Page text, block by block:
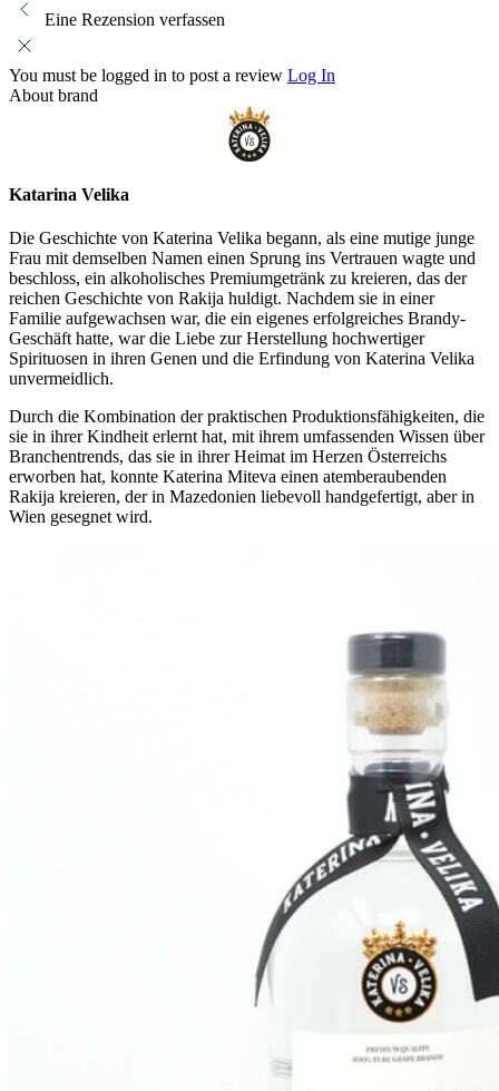
Eine Rezension verfassen
You must be logged in to post a review Log In
About brand
Katarina Velika
Die Geschichte von Katerina Velika begann, als eine mutige junge
Frau mit demselben Namen einen Sprung ins Vertrauen wagte und
beschloss, ein alkoholisches Premiumgetränk zu kreieren, das der
reichen Geschichte von Rakija huldigt. Nachdem sie in einer
Familie aufgewachsen war, die ein eigenes erfolgreiches Brandy-
Geschäft hatte, war die Liebe zur Herstellung hochwertiger
Spirituosen in ihren Genen und die Erfindung von Katerina Velika
unvermeidlich.
Durch die Kombination der praktischen Produktionsfähigkeiten, die
sie in ihrer Kindheit erlernt hat, mit ihrem umfassenden Wissen über
Branchentrends, das sie in ihrer Heimat im Herzen Österreichs
erworben hat, konnte Katerina Miteva einen atemberaubenden
Rakija kreieren, der in Mazedonien liebevoll handgefertigt, aber in
Wien gesegnet wird.